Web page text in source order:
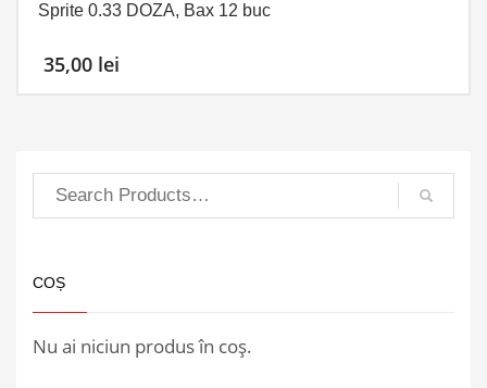
Sprite 0.33 DOZA, Bax 12 buc
35,00 lei
COȘ
Nu ai niciun produs în coș.